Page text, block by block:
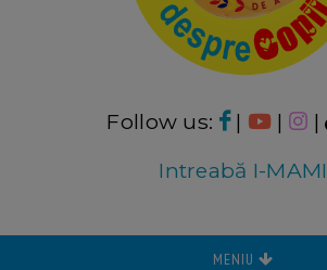
Follow us: | | |
Intreabă I-MAMI
MENIU